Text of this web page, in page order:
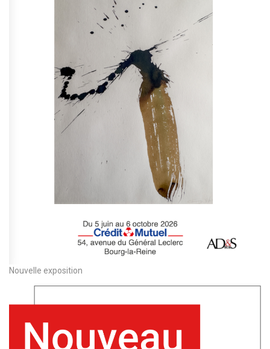
Nouvelle exposition